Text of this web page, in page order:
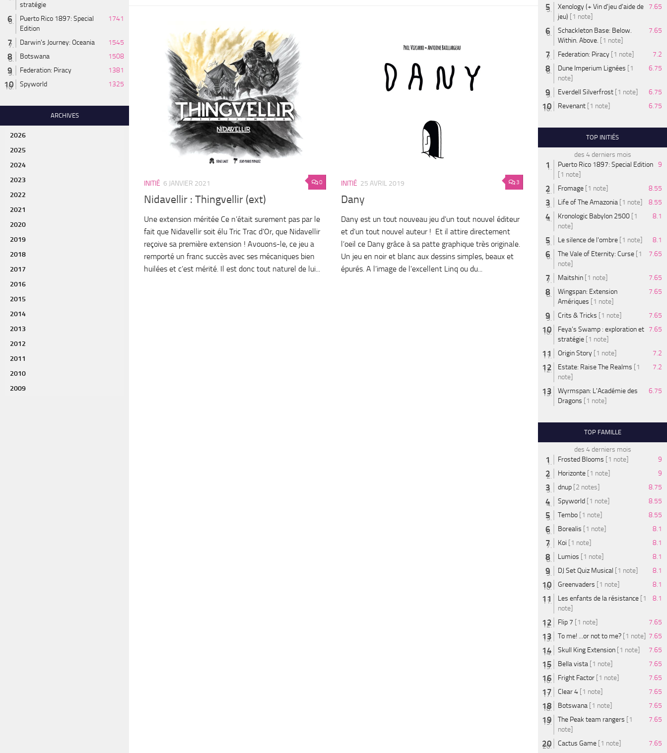
0
INITIÉ 6 JANVIER 2021
Nidavellir : Thingvellir (ext)
Une extension méritée Ce n’était surement pas par le
fait que Nidavellir soit élu Tric Trac d’Or, que Nidavellir
reçoive sa première extension ! Avouons-le, ce jeu a
remporté un franc succès avec ses mécaniques bien
huilées et c’est mérité. Il est donc tout naturel de lui...
3
INITIÉ 25 AVRIL 2019
Dany
Dany est un tout nouveau jeu d’un tout nouvel éditeur
et d’un tout nouvel auteur ! Et il attire directement
l’oeil ce Dany grâce à sa patte graphique très originale.
Un jeu en noir et blanc aux dessins simples, beaux et
épurés. A l’image de l’excellent Linq ou du...
stratégie
Puerto Rico 1897: Special
Edition
1741
Darwin's Journey: Oceania
1545
Botswana
1508
Federation: Piracy
1381
Spyworld
1325
ARCHIVES
2026
2025
2024
2023
2022
2021
2020
2019
2018
2017
2016
2015
2014
2013
2012
2011
2010
2009
Xenology (+ Vin d'jeu d'aide de
jeu) [1 note]
7.65
Schackleton Base: Below.
Within. Above. [1 note]
7.65
Federation: Piracy [1 note]
7.2
Dune Imperium Lignées [1
note]
6.75
Everdell Silverfrost [1 note]
6.75
Revenant [1 note] 6.75
TOP INITIÉS
des 4 derniers mois
Puerto Rico 1897: Special Edition
[1 note]
9
Fromage [1 note]
8.55
Life of The Amazonia [1 note]
8.55
Kronologic Babylon 2500 [1
note]
8.1
Le silence de l'ombre [1 note]
8.1
The Vale of Eternity: Curse [1
note]
7.65
Maitshin [1 note]
7.65
Wingspan: Extension
Amériques [1 note]
7.65
Crits & Tricks [1 note]
7.65
Feya’s Swamp : exploration et
stratégie [1 note]
7.65
Origin Story [1 note]
7.2
Estate: Raise The Realms [1
note]
7.2
Wyrmspan: L'Académie des
Dragons [1 note]
6.75
TOP FAMILLE
des 4 derniers mois
Frosted Blooms [1 note]
9
Horizonte [1 note]
9
dnup [2 notes]
8.75
Spyworld [1 note]
8.55
Tembo [1 note]
8.55
Borealis [1 note]
8.1
Koi [1 note]
8.1
Lumios [1 note]
8.1
DJ Set Quiz Musical [1 note]
8.1
Greenvaders [1 note]
8.1
Les enfants de la résistance [1
note]
8.1
Flip 7 [1 note]
7.65
To me! ...or not to me? [1 note]
7.65
Skull King Extension [1 note]
7.65
Bella vista [1 note]
7.65
Fright Factor [1 note]
7.65
Clear 4 [1 note]
7.65
Botswana [1 note]
7.65
The Peak team rangers [1
note]
7.65
Cactus Game [1 note] 7.65